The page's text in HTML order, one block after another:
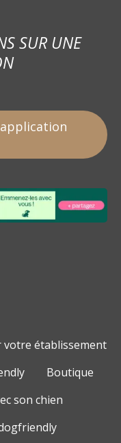
SUR UNE
votre établissement
Boutique
son chien